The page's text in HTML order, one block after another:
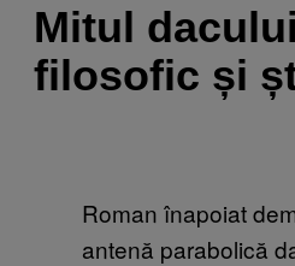
Mitul
filosofic și
Roman înapoiat
antenă parabolică